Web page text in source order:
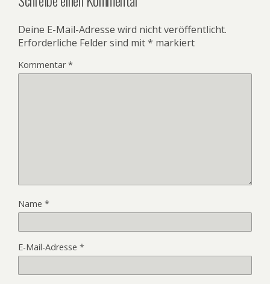
Deine E-Mail-Adresse wird nicht veröffentlicht.
Erforderliche Felder sind mit* markiert
Kommentar*
Name *
E-Mail-Adresse *